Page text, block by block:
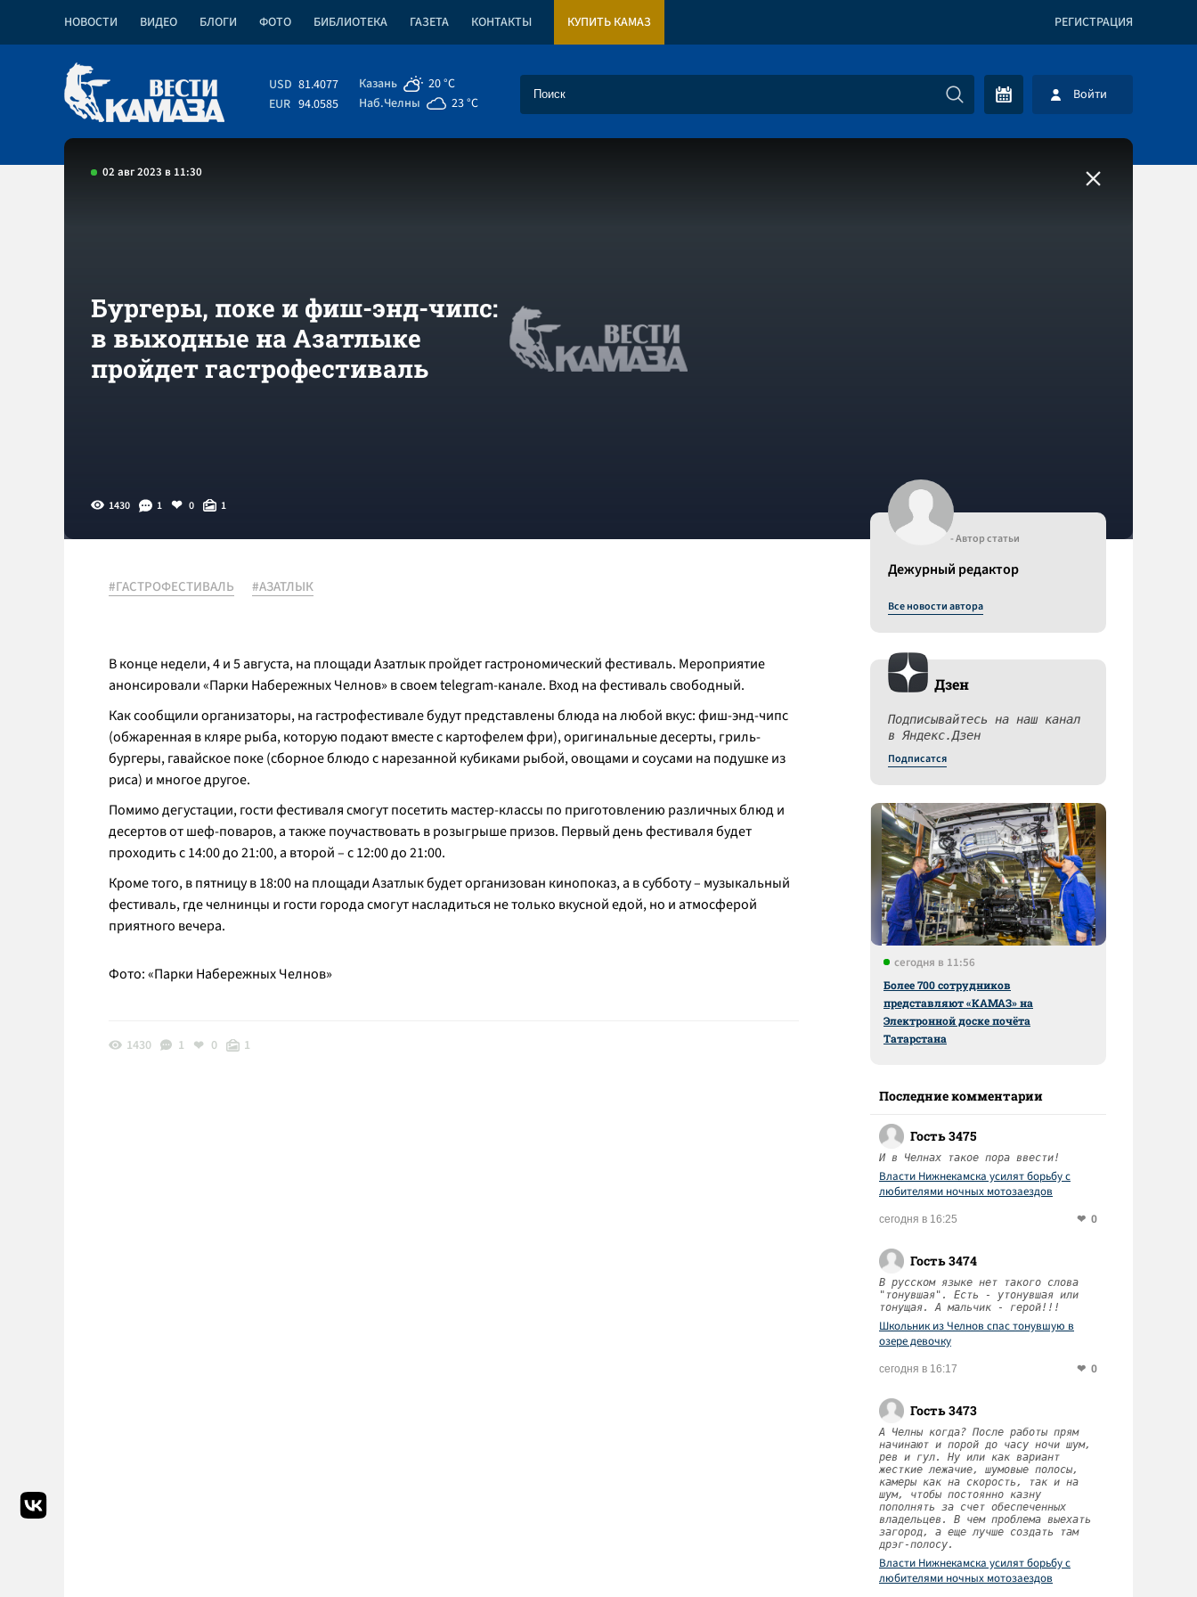
НОВОСТИ ВИДЕО БЛОГИ ФОТО БИБЛИОТЕКА ГАЗЕТА КОНТАКТЫ КУПИТЬ КАМАЗ РЕГИСТРАЦИЯ
USD 81.4077
EUR 94.0585
Казань
20 °C
Наб.Челны
23 °C Войти
02 авг 2023 в 11:30
Бургеры, поке и фиш-энд-чипс:
в выходные на Азатлыке
пройдет гастрофестиваль
1430 1 0 1
#ГАСТРОФЕСТИВАЛЬ #АЗАТЛЫК
В конце недели, 4 и 5 августа, на площади Азатлык пройдет гастрономический фестиваль. Мероприятие
анонсировали «Парки Набережных Челнов» в своем telegram-канале. Вход на фестиваль свободный.
Как сообщили организаторы, на гастрофестивале будут представлены блюда на любой вкус: фиш-энд-чипс
(обжаренная в кляре рыба, которую подают вместе с картофелем фри), оригинальные десерты, гриль-
бургеры, гавайское поке (сборное блюдо с нарезанной кубиками рыбой, овощами и соусами на подушке из
риса) и многое другое.
Помимо дегустации, гости фестиваля смогут посетить мастер-классы по приготовлению различных блюд и
десертов от шеф-поваров, а также поучаствовать в розыгрыше призов. Первый день фестиваля будет
проходить с 14:00 до 21:00, а второй – с 12:00 до 21:00.
Кроме того, в пятницу в 18:00 на площади Азатлык будет организован кинопоказ, а в субботу – музыкальный
фестиваль, где челнинцы и гости города смогут насладиться не только вкусной едой, но и атмосферой
приятного вечера.
Фото: «Парки Набережных Челнов»
1430 1 0 1
- Автор статьи
Дежурный редактор
Все новости автора
Дзен
Подписывайтесь на наш канал
в Яндекс.Дзен
Подписатся
сегодня в 11:56
Более 700 сотрудников
представляют «КАМАЗ» на
Электронной доске почёта
Татарстана
Последние комментарии
Гость 3475
И в Челнах такое пора ввести!
Власти Нижнекамска усилят борьбу с
любителями ночных мотозаездов
сегодня в 16:25 0
Гость 3474
В русском языке нет такого слова
"тонувшая". Есть - утонувшая или
тонущая. А мальчик - герой!!!
Школьник из Челнов спас тонувшую в
озере девочку
сегодня в 16:17 0
Гость 3473
А Челны когда? После работы прям
начинают и порой до часу ночи шум,
рев и гул. Ну или как вариант
жесткие лежачие, шумовые полосы,
камеры как на скорость, так и на
шум, чтобы постоянно казну
пополнять за счет обеспеченных
владельцев. В чем проблема выехать
загород, а еще лучше создать там
дрэг-полосу.
Власти Нижнекамска усилят борьбу с
любителями ночных мотозаездов